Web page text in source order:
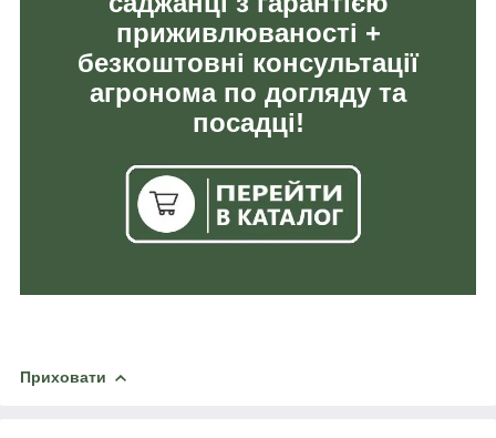
приживлюваності +
безкоштовні консультації
агронома по догляду та
посадці!
Приховати